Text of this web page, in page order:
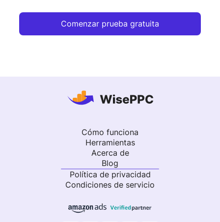
Comenzar prueba gratuita
Cómo funciona
Herramientas
Acerca de
Blog
Política de privacidad
Condiciones de servicio